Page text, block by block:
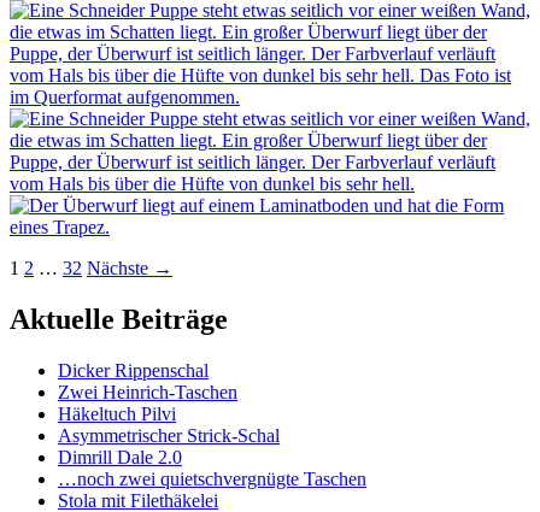
Beitragsnavigation
1 2 … 32 Nächste →
Aktuelle Beiträge
Dicker Rippenschal
Zwei Heinrich-Taschen
Häkeltuch Pilvi
Asymmetrischer Strick-Schal
Dimrill Dale 2.0
…noch zwei quietschvergnügte Taschen
Stola mit Filethäkelei